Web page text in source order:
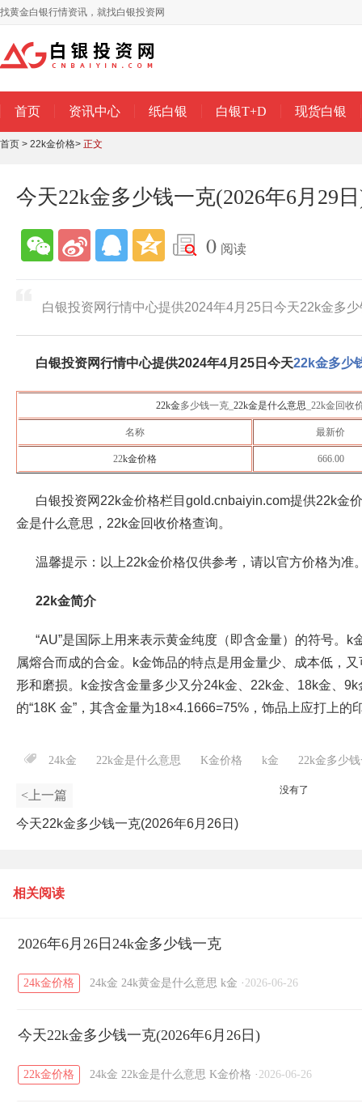
找黄金白银行情资讯，就找白银投资网
首页 资讯中心 纸白银 白银T+D 现货白银
首页 > 22k金价格> 正文
今天22k金多少钱一克(2026年6月29
0 阅读
白银投资网行情中心提供2024年4月25日今天22k金多
白银投资网行情中心提供2024年4月25日 今天22k金多少
22k金多少钱一克_22k金是什么意思 _22k金回收
名称 最新价
22k金价格 666.00
白银投资网22k金价格栏目gold.cnbaiyin.com提供22k金
金是什么意思，22k金回收价格查询。
温馨提示：以上22k金价格仅供参考，请以官方价格为准
22k金简介
“AU”是国际上用来表示黄金纯度（即含金量）的符号。k
属熔合而成的合金。k金饰品的特点是用金量少、成本低，
形和磨损。k金按含金量多少又分24k金、22k金、18k金、
的“18K 金”，其含金量为18×4.1666=75%，饰品上应打上的
24k金 22k金是什么意思 K金价格 k金 22k金多少
<上一篇
今天22k金多少钱一克(2026年6月26日)
没有了
相关阅读
2026年6月26日24k金多少钱一克
24k金价格 24k金 24k黄金是什么意思 k金 · 2026-06-26
今天22k金多少钱一克(2026年6月26日)
22k金价格 24k金 22k金是什么意思 K金价格 · 2026-06-26